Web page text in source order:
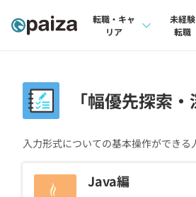
転職・キャ
リア
インタビュー
未経験
転職
イ
「幅優先探索
入力形式についての基本操作ができ
Java編